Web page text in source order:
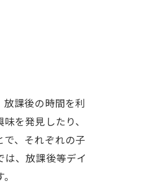
課後の時間を利
を発見したり、
、それぞれの子
、放課後等デイ